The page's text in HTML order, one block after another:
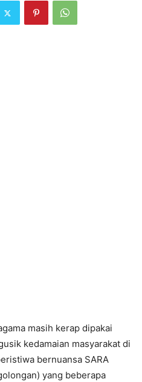
masih kerap dipakai
kedamaian masyarakat di
bernuansa SARA
yang beberapa